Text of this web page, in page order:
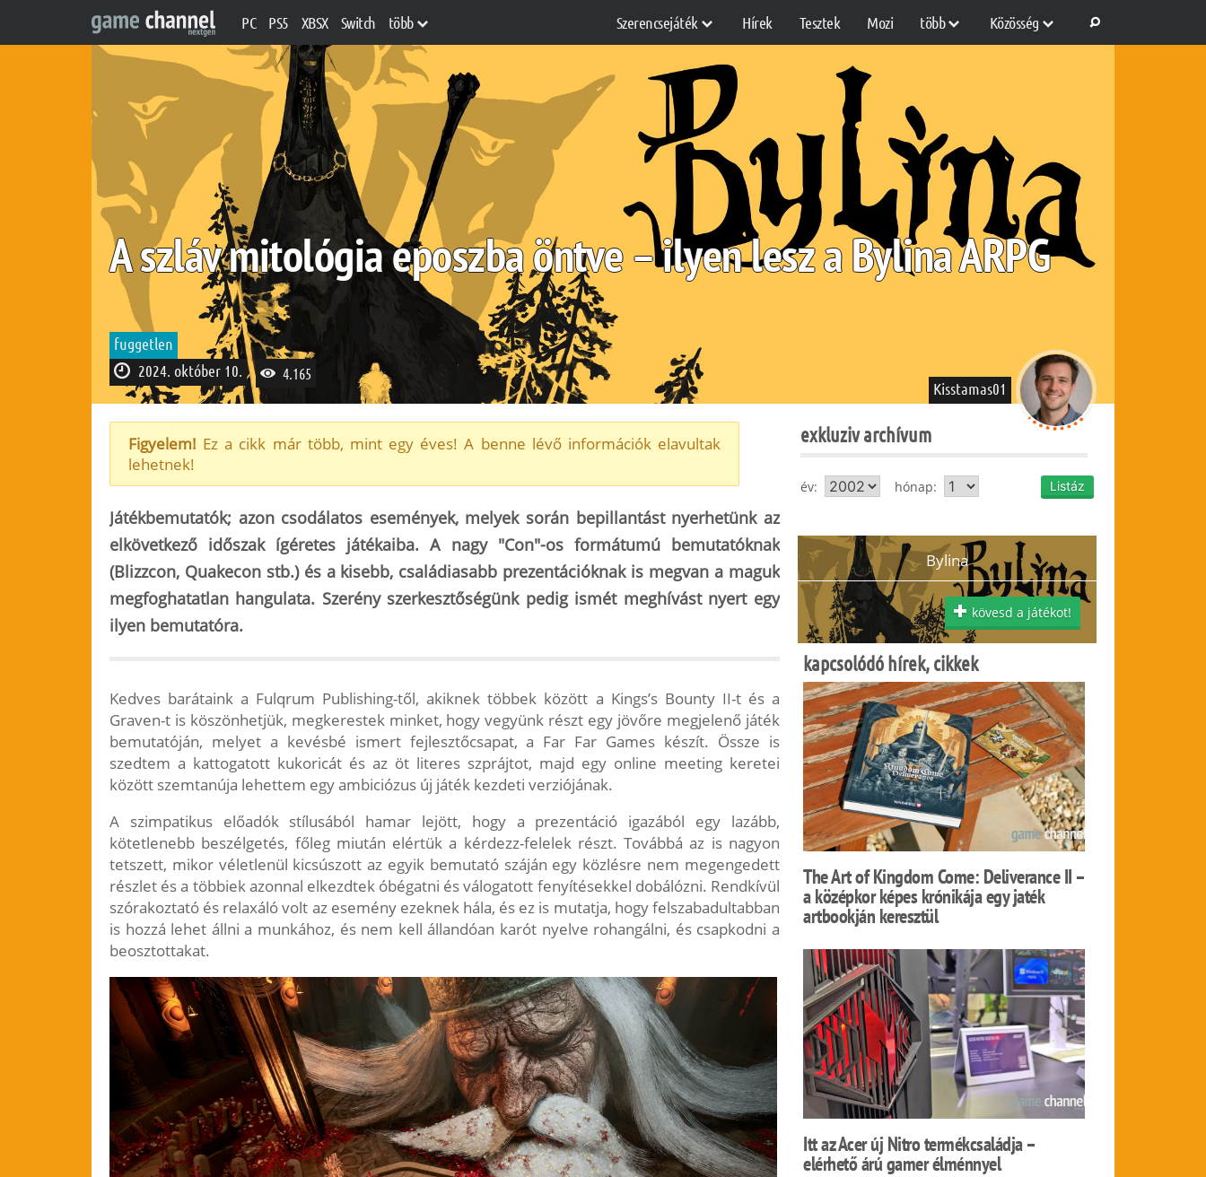
PC PS5 XBSX Switch több Szerencsejáték Hírek Tesztek Mozi több Közösség
A szláv mitológia eposzba öntve – ilyen lesz a Bylina ARPG
fuggetlen
2024. október 10.
4.165
Kisstamas01
Figyelem! Ez a cikk már több, mint egy éves! A benne lévő információk elavultak
lehetnek!
Játékbemutatók; azon csodálatos események, melyek során bepillantást nyerhetünk az
elkövetkező időszak ígéretes játékaiba. A nagy "Con"-os formátumú bemutatóknak
(Blizzcon, Quakecon stb.) és a kisebb, családiasabb prezentációknak is megvan a maguk
megfoghatatlan hangulata. Szerény szerkesztőségünk pedig ismét meghívást nyert egy
ilyen bemutatóra.
Kedves barátaink a Fulqrum Publishing-től, akiknek többek között a Kings’s Bounty II-t és a
Graven-t is köszönhetjük, megkerestek minket, hogy vegyünk részt egy jövőre megjelenő játék
bemutatóján, melyet a kevésbé ismert fejlesztőcsapat, a Far Far Games készít. Össze is
szedtem a kattogatott kukoricát és az öt literes szprájtot, majd egy online meeting keretei
között szemtanúja lehettem egy ambiciózus új játék kezdeti verziójának.
A szimpatikus előadók stílusából hamar lejött, hogy a prezentáció igazából egy lazább,
kötetlenebb beszélgetés, főleg miután elértük a kérdezz-felelek részt. Továbbá az is nagyon
tetszett, mikor véletlenül kicsúszott az egyik bemutató száján egy közlésre nem megengedett
részlet és a többiek azonnal elkezdtek óbégatni és válogatott fenyítésekkel dobálózni. Rendkívül
szórakoztató és relaxáló volt az esemény ezeknek hála, és ez is mutatja, hogy felszabadultabban
is hozzá lehet állni a munkához, és nem kell állandóan karót nyelve rohangálni, és csapkodni a
beosztottakat.
exkluziv archívum
év: hónap:
Bylina
kövesd a játékot!
kapcsolódó hírek, cikkek
The Art of Kingdom Come: Deliverance II –
a középkor képes krónikája egy jaték
artbookján keresztül
Itt az Acer új Nitro termékcsaládja –
elérhető árú gamer élménnyel